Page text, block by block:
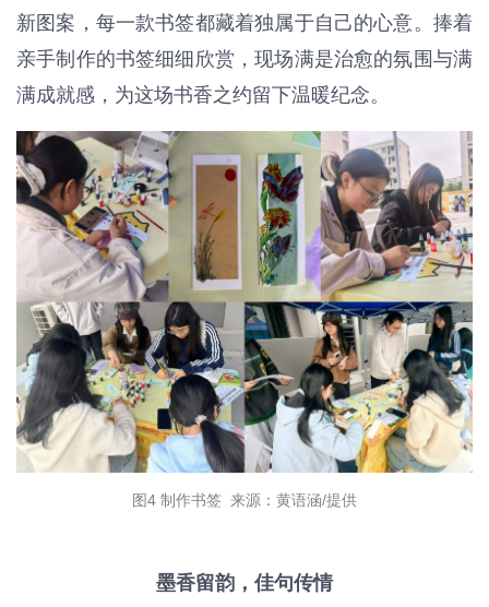
新图案，每一款书签都藏着独属于自己的心意。捧着
亲手制作的书签细细欣赏，现场满是治愈的氛围与满
满成就感，为这场书香之约留下温暖纪念。
图4 制作书签 来源：黄语涵/提供
墨香留韵，佳句传情